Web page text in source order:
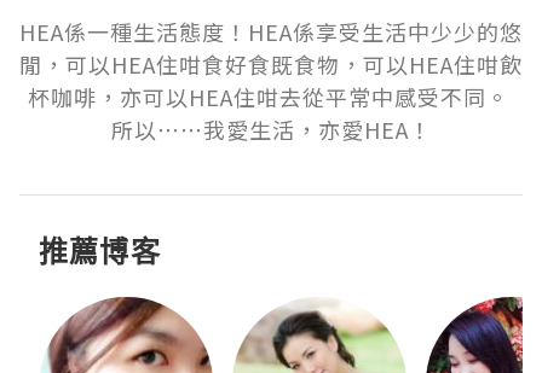
HEA係一種生活態度！HEA係享受生活中少少的悠
閒，可以HEA住咁食好食既食物，可以HEA住咁飲
杯咖啡，亦可以HEA住咁去從平常中感受不同。
所以⋯⋯我愛生活，亦愛HEA！
推薦博客